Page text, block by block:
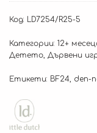
Код: LD7254/R25-5
Категории: 12+
Детето Дървени
Етикети: BF24 den-